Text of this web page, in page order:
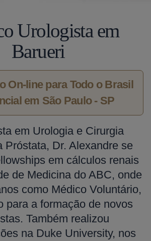
Urologista em
Barueri
On-line para Todo o Brasil
em São Paulo - SP
em Urologia e Cirurgia
Próstata, Dr. Alexandre se
em cálculos renais
de Medicina do ABC, onde
como Médico Voluntário,
para a formação de novos
Também realizou
na Duke University, nos